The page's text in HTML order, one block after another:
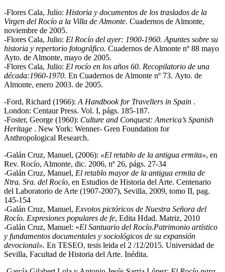
-Flores Cala, Julio: Historia y documentos de los traslados de la
Virgen del Rocío a la Villa de Almonte. Cuadernos de Almonte,
noviembre de 2005.
-Flores Cala, Julio: El Rocío del ayer: 1900-1960. Apuntes sobre su
historia y repertorio fotográfico. Cuadernos de Almonte nº 88 mayo
Ayto. de Almonte, mayo de 2005.
-Flores Cala, Julio: El rocío en los años 60. Recopilatorio de una
década:1960-1970. En Cuadernos de Almonte nº 73. Ayto. de
Almonte, enero 2003. de 2005.
-Ford, Richard (1966): A Handbook for Travellers in Spain .
London: Centaur Press. Vol. I, págs. 185-187.
-Foster, George (1960): Culture and Conquest: America’s Spanish
Heritage . New York: Wenner- Gren Foundation for
Anthropological Research.
-Galán Cruz, Manuel, (2006): «El retablo de la antigua ermita», en
Rev. Rocío, Almonte, dic. 2006, nº 26, págs. 27-34
-Galán Cruz, Manuel, El retablo mayor de la antigua ermita de
Ntra. Sra. del Rocío, en Estudios de Historia del Arte. Centenario
del Laboratorio de Arte (1907-2007), Sevilla, 2009, tomo II, pag.
145-154
-Galán Cruz, Manuel, Exvotos pictóricos de Nuestra Señora del
Rocío. Expresiones populares de fe, Edita Hdad. Matriz, 2010
-Galán Cruz, Manuel: «El Santuario del Rocío.Patrimonio artístico
y fundamentos documentales y sociológicos de su expansión
devocional». En TESEO, tesis leida el 2 /12/2015. Universidad de
Sevilla, Facultad de Historia del Arte. Inédita.